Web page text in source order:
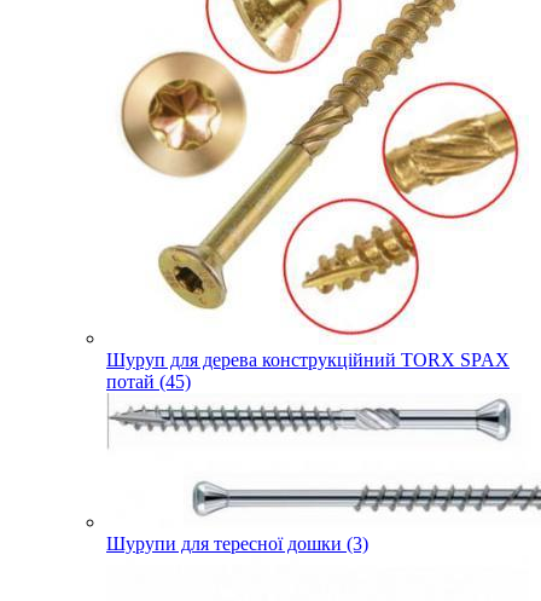
Шуруп для дерева конструкційний TORX SPAX
потай (45)
Шурупи для тересної дошки (3)